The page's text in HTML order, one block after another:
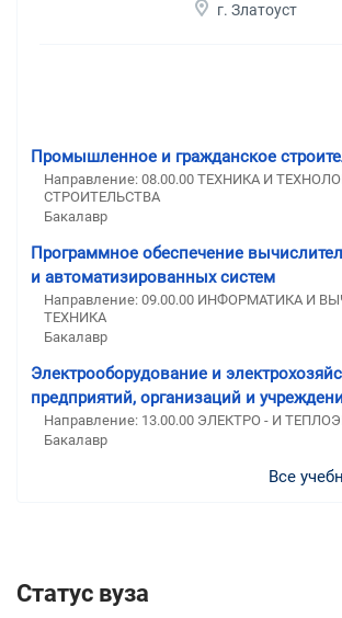
г. Златоуст
Промышленное и гражданское
Направление: 08.00.00 ТЕХНИКА И
СТРОИТЕЛЬСТВА
Бакалавр
Программное обеспечение
и автоматизированных систем
Направление: 09.00.00 ИНФОРМАТИКА И
ТЕХНИКА
Бакалавр
Электрооборудование и
предприятий, организаций и
Направление: 13.00.00 ЭЛЕКТРО - И
Бакалавр
Все
Статус вуза